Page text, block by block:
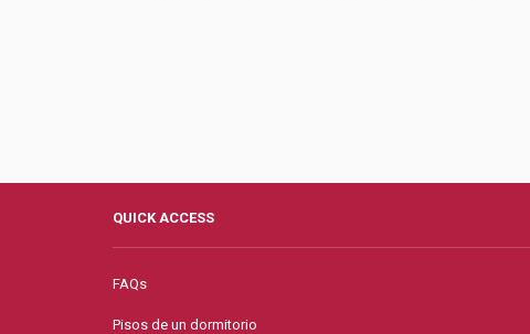
QUICK ACCESS
FAQs
Pisos de un dormitorio